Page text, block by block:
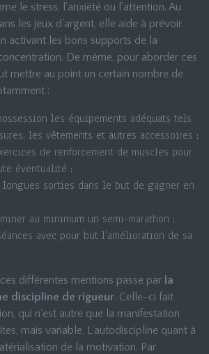
le stress, l'anxiété ou l'attention. Au
les jeux d'argent, elle aide à prévoir
activant les bons supports de la
De même, pour aborder ces
mettre au point un certain nombre de
:
les équipements adéquats tels
les vêtements et autres accessoires ;
de renforcement de muscles pour
éventualité ;
sorties dans le but de gagner en
au minimum un semi-marathon ;
avec pour but l'amélioration de sa
différentes mentions passe par la
discipline de rigueur. Celle-ci fait
qui n'est autre que la manifestation
mais variable. L'autodiscipline quant à
de la motivation. Par